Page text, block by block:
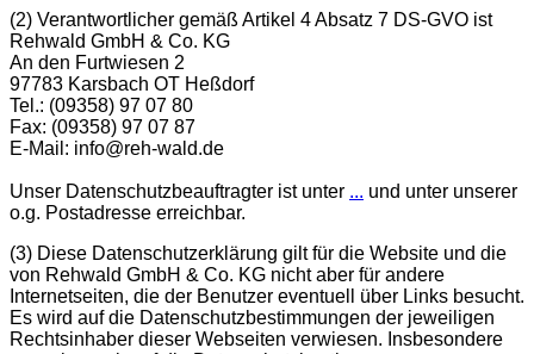
(2) Verantwortlicher gemäß Artikel 4 Absatz 7 DS-GVO ist
Rehwald GmbH & Co. KG
An den Furtwiesen 2
97783 Karsbach OT Heßdorf
Tel.: (09358) 97 07 80
Fax: (09358) 97 07 87
E-Mail: info@reh-wald.de
Unser Datenschutzbeauftragter ist unter ... und unter unserer
o.g. Postadresse erreichbar.
(3) Diese Datenschutzerklärung gilt für die Website und die
von Rehwald GmbH & Co. KG nicht aber für andere
Internetseiten, die der Benutzer eventuell über Links besucht.
Es wird auf die Datenschutzbestimmungen der jeweiligen
Rechtsinhaber dieser Webseiten verwiesen. Insbesondere